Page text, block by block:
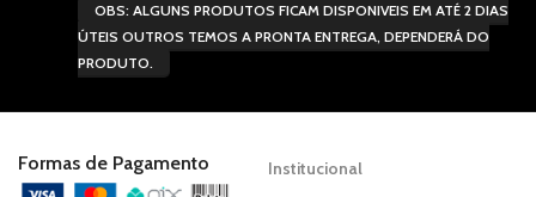
OBS: ALGUNS PRODUTOS FICAM DISPONIVEIS EM ATÉ 2 DIAS
ÚTEIS OUTROS TEMOS A PRONTA ENTREGA, DEPENDERÁ DO
PRODUTO.
Formas de Pagamento
Institucional